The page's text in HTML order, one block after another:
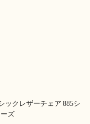
ックレザーチェア 885シ
ーズ